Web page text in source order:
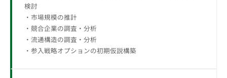
検討
・市場規模の推計
・競合企業の調査・分析
・流通構造の調査・分析
・参入戦略オプションの初期仮説構築